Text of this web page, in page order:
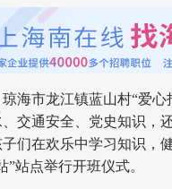
市龙江镇蓝山村“爱心
交通安全、党史知识，
们在欢乐中学习知识，
”站点举行开班仪式。